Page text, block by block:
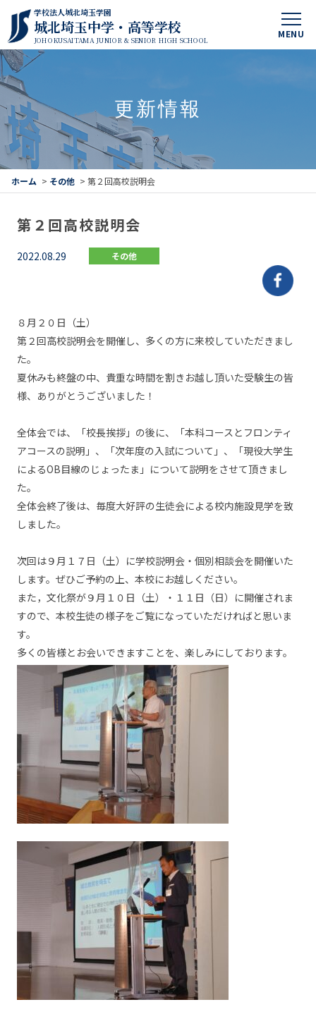
MENU
学校法人城北埼玉学園
城北埼玉中学・高等学校
JOHOKUSAITAMA JUNIOR & SENIOR HIGH SCHOOL
更新情報
ホーム > その他 > 第２回高校説明会
第２回高校説明会
2022.08.29 その他
８月２０日（土）
第２回高校説明会を開催し、多くの方に来校していただきまし
た。
夏休みも終盤の中、貴重な時間を割きお越し頂いた受験生の皆
様、ありがとうございました！
全体会では、「校長挨拶」の後に、「本科コースとフロンティ
アコースの説明」、「次年度の入試について」、「現役大学生
によるOB目線のじょったま」について説明をさせて頂きまし
た。
全体会終了後は、毎度大好評の生徒会による校内施設見学を致
しました。
次回は９月１７日（土）に学校説明会・個別相談会を開催いた
します。ぜひご予約の上、本校にお越しください。
また，文化祭が９月１０日（土）・１１日（日）に開催されま
すので、本校生徒の様子をご覧になっていただければと思いま
す。
多くの皆様とお会いできますことを、楽しみにしております。